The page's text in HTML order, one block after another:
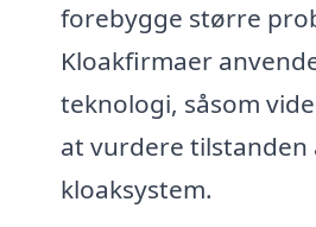
forebygge større
Kloakfirmaer
teknologi, såsom
at vurdere tilstanden
kloaksystem.